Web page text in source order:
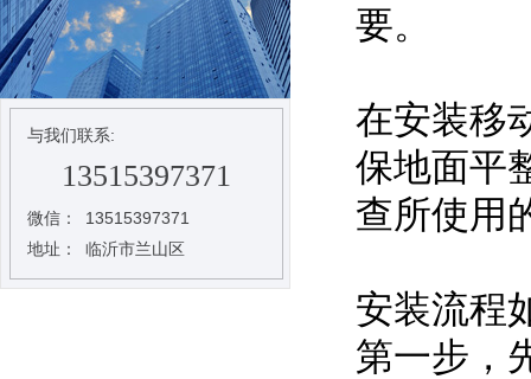
与我们联系:
13515397371
微信：
13515397371
地址：
临沂市兰山区
要。
在安装移
保地面平
查所使用
安装流程
第一步，